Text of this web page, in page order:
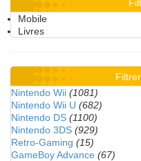
Mobile
Livres
Nintendo Wii (1081)
Nintendo Wii U (682)
Nintendo DS (1100)
Nintendo 3DS (929)
Retro-Gaming (15)
GameBoy Advance (67)